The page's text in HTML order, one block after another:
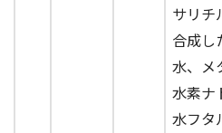
サリチ
合成し
水、メ
水素ナ
水フタ